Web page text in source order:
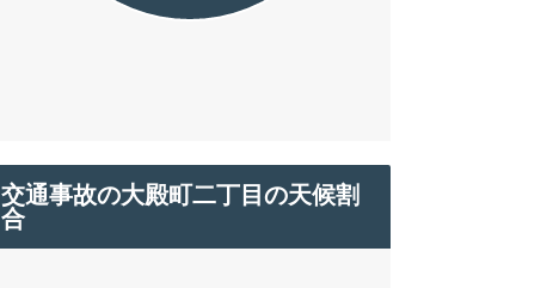
交通事故の大殿町二丁目の天候割
合